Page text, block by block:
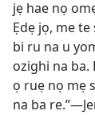
jẹ hae nọ
Ẹdẹ jọ, me te
bi ru na u
ozighi na ba.
ọ ruẹ nọ mẹ
na ba